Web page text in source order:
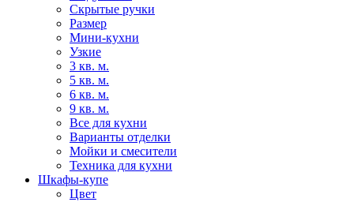
Скрытые ручки
Размер
Мини-кухни
Узкие
3 кв. м.
5 кв. м.
6 кв. м.
9 кв. м.
Все для кухни
Варианты отделки
Мойки и смесители
Техника для кухни
Шкафы-купе
Цвет